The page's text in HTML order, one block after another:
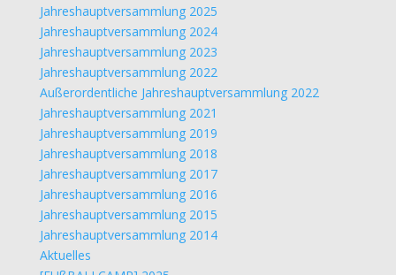
Jahreshauptversammlung 2025
Jahreshauptversammlung 2024
Jahreshauptversammlung 2023
Jahreshauptversammlung 2022
Außerordentliche Jahreshauptversammlung 2022
Jahreshauptversammlung 2021
Jahreshauptversammlung 2019
Jahreshauptversammlung 2018
Jahreshauptversammlung 2017
Jahreshauptversammlung 2016
Jahreshauptversammlung 2015
Jahreshauptversammlung 2014
Aktuelles